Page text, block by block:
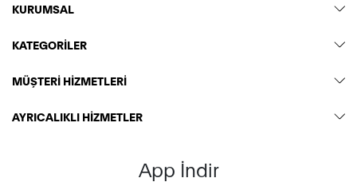
KURUMSAL
KATEGORİLER
MÜŞTERİ HİZMETLERİ
AYRICALIKLI HİZMETLER
App İndir